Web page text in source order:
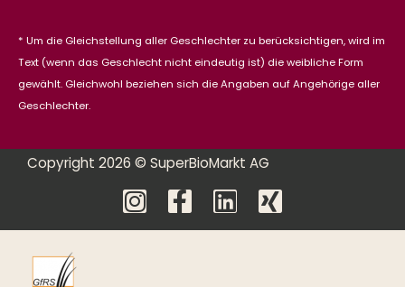
* Um die Gleichstellung aller Geschlechter zu berücksichtigen, wird im
Text (wenn das Geschlecht nicht eindeutig ist) die weibliche Form
gewählt. Gleichwohl beziehen sich die Angaben auf Angehörige aller
Geschlechter.
Copyright 2026 © SuperBioMarkt AG